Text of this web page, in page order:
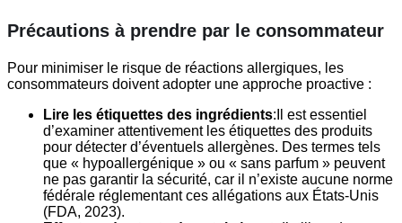
Précautions à prendre par le consommateur
Pour minimiser le risque de réactions allergiques, les
consommateurs doivent adopter une approche proactive :
Lire les étiquettes des ingrédients:Il est essentiel
d’examiner attentivement les étiquettes des produits
pour détecter d’éventuels allergènes. Des termes tels
que « hypoallergénique » ou « sans parfum » peuvent
ne pas garantir la sécurité, car il n’existe aucune norme
fédérale réglementant ces allégations aux États-Unis
(FDA, 2023).